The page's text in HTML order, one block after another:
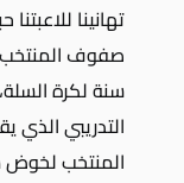
تهانينا
سنة لكرة
التدريبي الذي
المنتخب